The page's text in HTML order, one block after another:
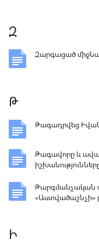
Զ
Զարգացած
Թ
Թագադրվեց
Թագավորը և
Թարգմանչական
«Աստվածաշնչի»
Ի